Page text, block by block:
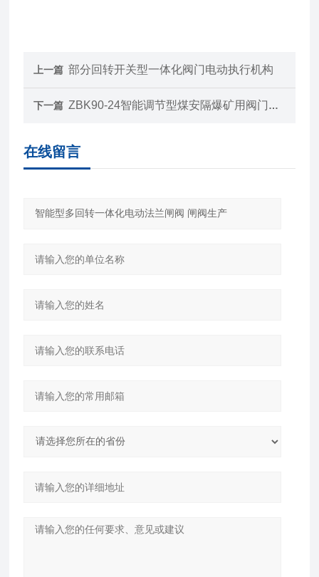
上一篇 部分回转开关型一体化阀门电动执行机构
下一篇 ZBK90-24智能调节型煤安隔爆矿用阀门电动装置 执行机构
在线留言